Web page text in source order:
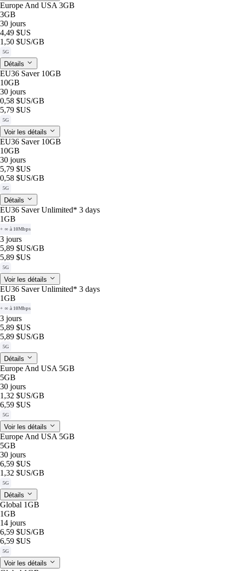
Europe And USA 3GB
3GB
30 jours
4,49 $US
1,50 $US/GB
5G
Détails
EU36 Saver 10GB
10GB
30 jours
0,58 $US/GB
5,79 $US
5G
Voir les détails
EU36 Saver 10GB
10GB
30 jours
5,79 $US
0,58 $US/GB
5G
Détails
EU36 Saver Unlimited* 3 days
1GB
+ ∞ à 10Mbps
3 jours
5,89 $US/GB
5,89 $US
5G
Voir les détails
EU36 Saver Unlimited* 3 days
1GB
+ ∞ à 10Mbps
3 jours
5,89 $US
5,89 $US/GB
5G
Détails
Europe And USA 5GB
5GB
30 jours
1,32 $US/GB
6,59 $US
5G
Voir les détails
Europe And USA 5GB
5GB
30 jours
6,59 $US
1,32 $US/GB
5G
Détails
Global 1GB
1GB
14 jours
6,59 $US/GB
6,59 $US
5G
Voir les détails